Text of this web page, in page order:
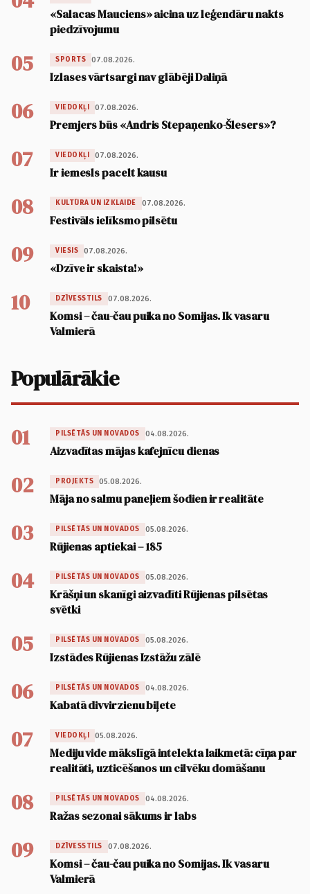
«Salacas Mauciens» aicina uz leģendāru nakts
piedzīvojumu
05 SPORTS 07.08.2026.
Izlases vārtsargi nav glābēji Daliņā
06 VIEDOKĻI 07.08.2026.
Premjers būs «Andris Stepaņenko-Šlesers»?
07 VIEDOKĻI 07.08.2026.
Ir iemesls pacelt kausu
08 KULTŪRA UN IZKLAIDE 07.08.2026.
Festivāls ielīksmo pilsētu
09 VIESIS 07.08.2026.
«Dzīve ir skaista!»
10 DZĪVESSTILS 07.08.2026.
Komsi – čau-čau puika no Somijas. Ik vasaru
Valmierā
Populārākie
01 PILSĒTĀS UN NOVADOS 04.08.2026.
Aizvadītas mājas kafejnīcu dienas
02 PROJEKTS 05.08.2026.
Māja no salmu paneļiem šodien ir realitāte
03 PILSĒTĀS UN NOVADOS 05.08.2026.
Rūjienas aptiekai – 185
04 PILSĒTĀS UN NOVADOS 05.08.2026.
Krāšņi un skanīgi aizvadīti Rūjienas pilsētas
svētki
05 PILSĒTĀS UN NOVADOS 05.08.2026.
Izstādes Rūjienas Izstāžu zālē
06 PILSĒTĀS UN NOVADOS 04.08.2026.
Kabatā divvirzienu biļete
07 VIEDOKĻI 05.08.2026.
Mediju vide mākslīgā intelekta laikmetā: cīņa par
realitāti, uzticēšanos un cilvēku domāšanu
08 PILSĒTĀS UN NOVADOS 04.08.2026.
Ražas sezonai sākums ir labs
09 DZĪVESSTILS 07.08.2026.
Komsi – čau-čau puika no Somijas. Ik vasaru
Valmierā